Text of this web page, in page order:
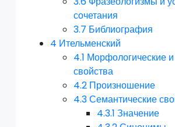
сочетания
3.7 Библиография
4 Ительменский
4.1 Морфологические и
свойства
4.2 Произношение
4.3Семантические
4.3.1 Значение